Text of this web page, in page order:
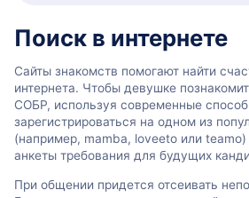
Поиск в интернете
Сайты знакомств помогают найти
интернета. Чтобы девушке
СОБР, используя современные
зарегистрироваться на одном из
(например, mamba, loveeto или teamo)
анкеты требования для будущих
При общении придется отсеивать